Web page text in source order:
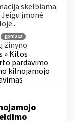
skelbiama:
įmonė
gpm313
žinyno
» Kitos
pardavimo
kilnojamojo